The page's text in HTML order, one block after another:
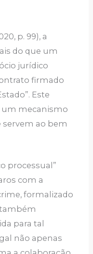
p. 99), a
do que um
jurídico
firmado
Este
um mecanismo
servem ao bem
processual”
com a
formalizado
também
para tal
não apenas